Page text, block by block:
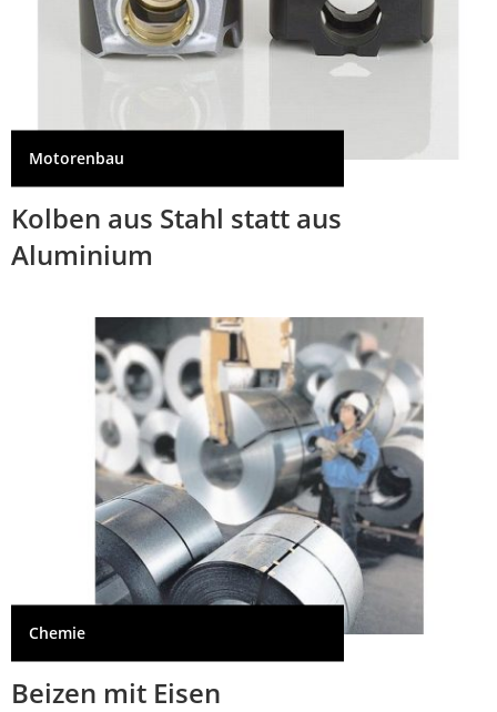
Motorenbau
Kolben aus Stahl statt aus
Aluminium
Chemie
Beizen mit Eisen